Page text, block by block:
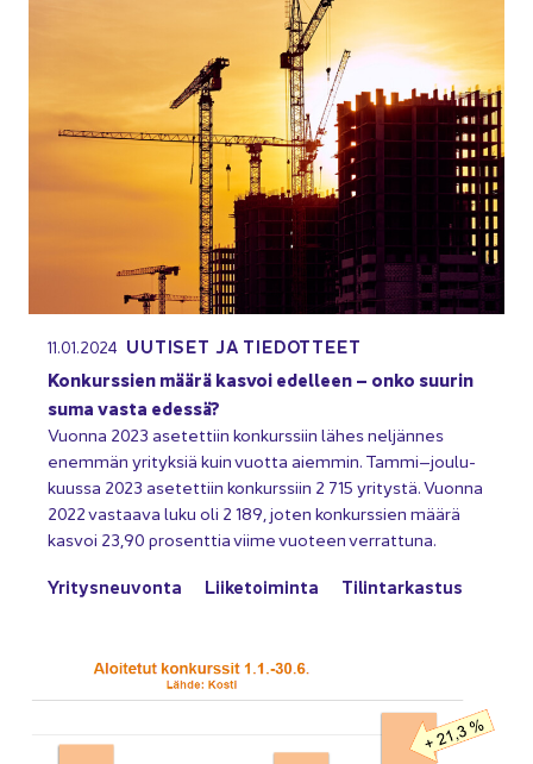
11.01.2024 UU­TI­SET JA TIE­DOT­TEET
Kon­kurs­sien määrä kas­voi edel­leen – onko suu­rin
suma vasta edes­sä?
Vuon­na 2023 ase­tet­tiin kon­kurs­siin lähes nel­jän­nes
enem­män yri­tyk­siä kuin vuot­ta ai­em­min. Tammi–jou­lu­
kuus­sa 2023 ase­tet­tiin kon­kurs­siin 2 715 yri­tys­tä. Vuon­na
2022 vas­taa­va luku oli 2 189, joten kon­kurs­sien määrä
kas­voi 23,90 pro­sent­tia viime vuo­teen ver­rat­tu­na.
Yri­tys­neu­von­ta Lii­ke­toi­min­ta Ti­lin­tar­kas­tus